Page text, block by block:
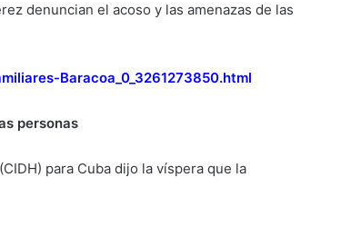
denuncian el acoso y las amenazas de las
Baracoa_0_3261273850.html
personas
para Cuba dijo la víspera que la